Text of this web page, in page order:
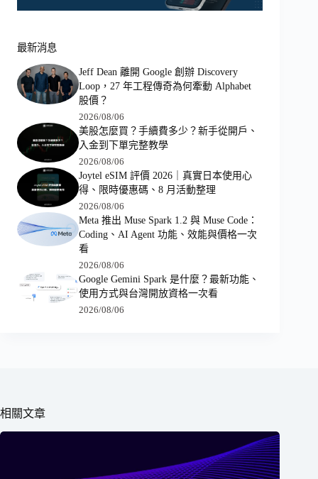
最新消息
Jeff Dean 離開 Google 創辦 Discovery
Loop，27 年工程傳奇為何牽動 Alphabet
股價？
2026/08/06
美股怎麼買？手續費多少？新手從開戶、
入金到下單完整教學
2026/08/06
Joytel eSIM 評價 2026｜真實日本使用心
得、限時優惠碼、8 月活動整理
2026/08/06
Meta 推出 Muse Spark 1.2 與 Muse Code：
Coding、AI Agent 功能、效能與價格一次
看
2026/08/06
Google Gemini Spark 是什麼？最新功能、
使用方式與台灣開放資格一次看
2026/08/06
相關文章